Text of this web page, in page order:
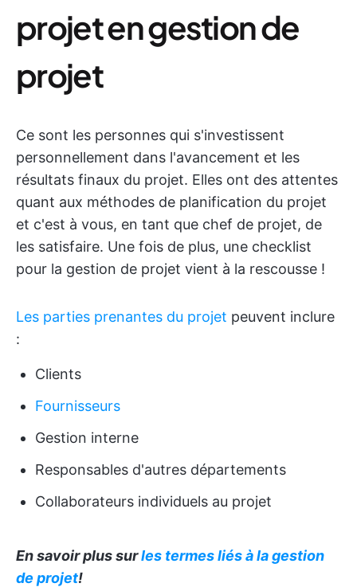
projet en gestion de
projet
Ce sont les personnes qui s'investissent
personnellement dans l'avancement et les
résultats finaux du projet. Elles ont des attentes
quant aux méthodes de planification du projet
et c'est à vous, en tant que chef de projet, de
les satisfaire. Une fois de plus, une checklist
pour la gestion de projet vient à la rescousse !
Les parties prenantes du projet peuvent inclure
:
Clients
Fournisseurs
Gestion interne
Responsables d'autres départements
Collaborateurs individuels au projet
En savoir plus surles termes liés à la gestion
de projet!